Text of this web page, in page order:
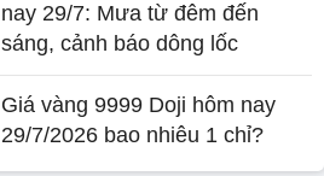
nay 29/7: Mưa từ đêm đến
sáng, cảnh báo dông lốc
Giá vàng 9999 Doji hôm nay
29/7/2026 bao nhiêu 1 chỉ?